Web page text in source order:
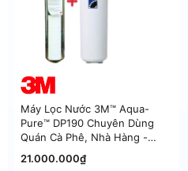
Máy Lọc Nước 3M™ Aqua-
Pure™ DP190 Chuyên Dùng
Quán Cà Phê, Nhà Hàng -
21.000.000₫